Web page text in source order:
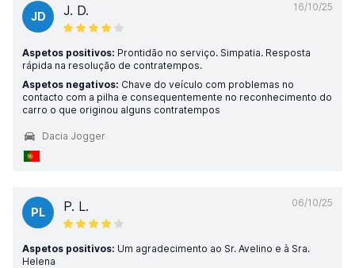
16/10/25
JD J. D.
Aspetos positivos: Prontidão no serviço. Simpatia. Resposta
rápida na resolução de contratempos.
Aspetos negativos: Chave do veículo com problemas no
contacto com a pilha e consequentemente no reconhecimento do
carro o que originou alguns contratempos
Dacia Jogger
06/10/25
PL P. L.
Aspetos positivos: Um agradecimento ao Sr. Avelino e à Sra.
Helena